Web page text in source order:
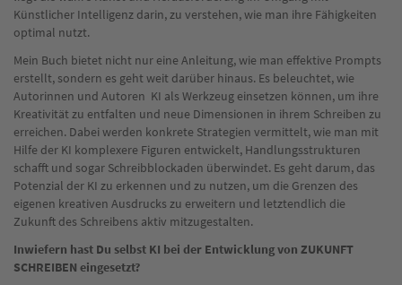
Künstlicher Intelligenz darin, zu verstehen, wie man ihre Fähigkeiten
optimal nutzt.
Mein Buch bietet nicht nur eine Anleitung, wie man effektive Prompts
erstellt, sondern es geht weit darüber hinaus. Es beleuchtet, wie
Autorinnen und Autoren KI als Werkzeug einsetzen können, um ihre
Kreativität zu entfalten und neue Dimensionen in ihrem Schreiben zu
erreichen. Dabei werden konkrete Strategien vermittelt, wie man mit
Hilfe der KI komplexere Figuren entwickelt, Handlungsstrukturen
schafft und sogar Schreibblockaden überwindet. Es geht darum, das
Potenzial der KI zu erkennen und zu nutzen, um die Grenzen des
eigenen kreativen Ausdrucks zu erweitern und letztendlich die
Zukunft des Schreibens aktiv mitzugestalten.
Inwiefern hast Du selbst KI bei der Entwicklung von ZUKUNFT
SCHREIBEN eingesetzt?